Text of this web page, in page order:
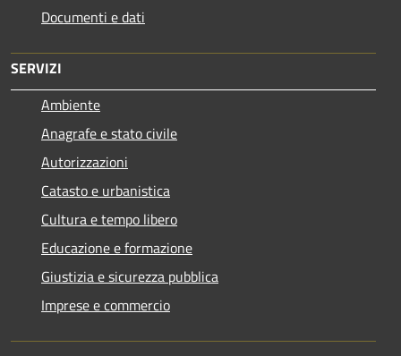
Documenti e dati
SERVIZI
Ambiente
Anagrafe e stato civile
Autorizzazioni
Catasto e urbanistica
Cultura e tempo libero
Educazione e formazione
Giustizia e sicurezza pubblica
Imprese e commercio